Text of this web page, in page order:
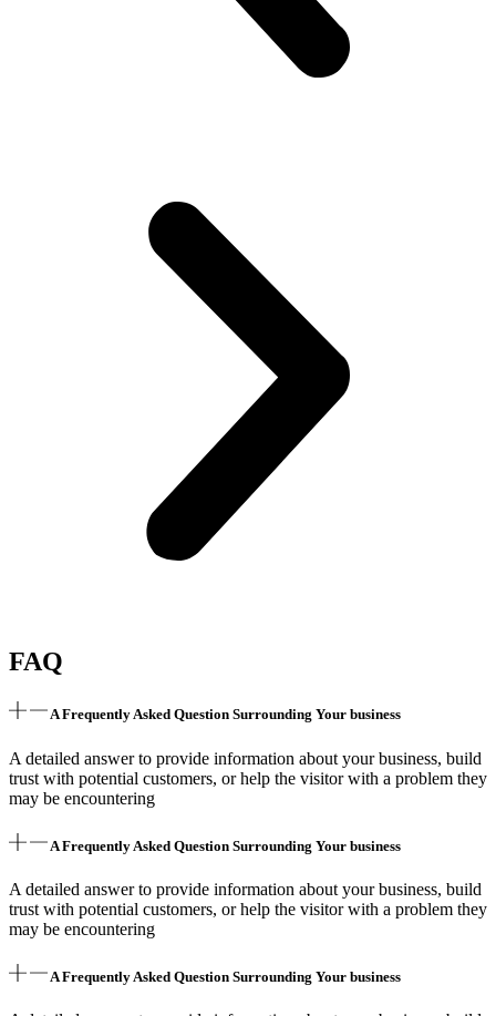
FAQ
A Frequently Asked Question Surrounding Your business
A detailed answer to provide information about your business, build
trust with potential customers, or help the visitor with a problem they
may be encountering
A Frequently Asked Question Surrounding Your business
A detailed answer to provide information about your business, build
trust with potential customers, or help the visitor with a problem they
may be encountering
A Frequently Asked Question Surrounding Your business